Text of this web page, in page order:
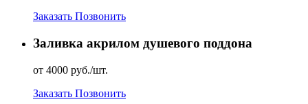
Заказать Позвонить
Заливка акрилом душевого поддона
от 4000 руб./шт.
Заказать Позвонить